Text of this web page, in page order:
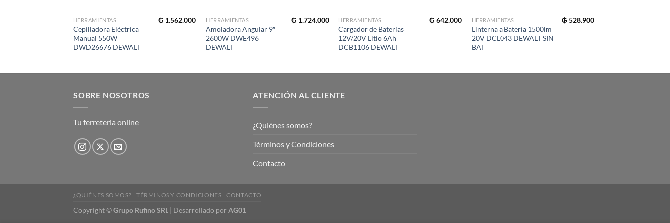
HERRAMIENTAS
Cepilladora Eléctrica
Manual 550W
DWD26676 DEWALT
₲ 1.562.000 HERRAMIENTAS
Amoladora Angular 9″
2600W DWE496
DEWALT
₲ 1.724.000 HERRAMIENTAS
Cargador de Baterías
12V/20V Litio 6Ah
DCB1106 DEWALT
₲ 642.000 HERRAMIENTAS
Linterna a Batería 1500lm
20V DCL043 DEWALT SIN
BAT
₲ 528.900
SOBRE NOSOTROS
Tu ferreteria online
ATENCIÓN AL CLIENTE
¿Quiénes somos?
Términos y Condiciones
Contacto
¿QUIÉNES SOMOS? TÉRMINOS Y CONDICIONES CONTACTO
Copyright©Grupo Rufino SRL | Desarrollado por AG01